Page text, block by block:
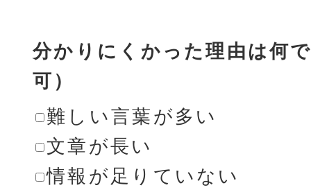
分かりにくかった理由は何
可）
難しい言葉が多い
文章が長い
情報が足りていない